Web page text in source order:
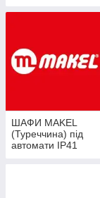
ШАФИ MAKEL
(Туреччина) під
автомати IP41